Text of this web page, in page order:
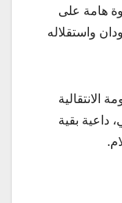
هامة على
واستقلاله
الانتقالية
داعية بقية